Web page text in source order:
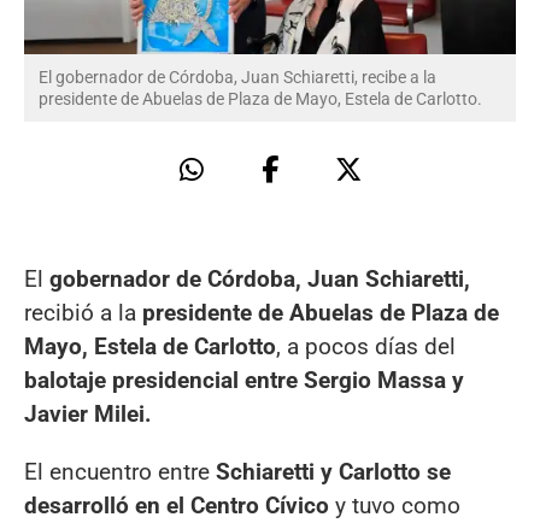
El gobernador de Córdoba, Juan Schiaretti, recibe a la
presidente de Abuelas de Plaza de Mayo, Estela de Carlotto.
El gobernador de Córdoba, Juan Schiaretti,
recibió a la presidente de Abuelas de Plaza de
Mayo, Estela de Carlotto, a pocos días del
balotaje presidencial entre Sergio Massa y
Javier Milei.
El encuentro entre Schiaretti y Carlotto se
desarrolló en el Centro Cívico y tuvo como